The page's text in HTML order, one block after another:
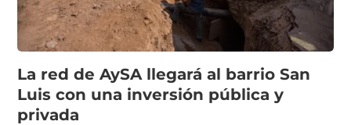
La red de AySA llegará al barrio San
Luis con una inversión pública y
privada